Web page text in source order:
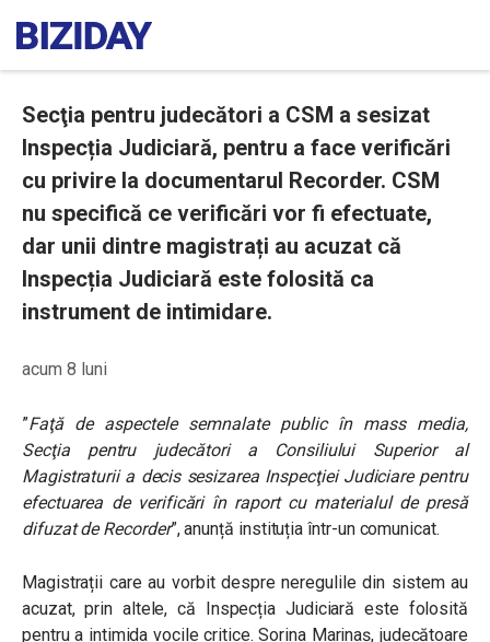
Secţia pentru judecători a CSM a sesizat
Inspecția Judiciară, pentru a face verificări
cu privire la documentarul Recorder. CSM
nu specifică ce verificări vor fi efectuate,
dar unii dintre magistrați au acuzat că
Inspecția Judiciară este folosită ca
instrument de intimidare.
acum 8 luni
”Faţă de aspectele semnalate public în mass media,
Secţia pentru judecători a Consiliului Superior al
Magistraturii a decis sesizarea Inspecţiei Judiciare pentru
efectuarea de verificări în raport cu materialul de presă
difuzat de Recorder”, anunță instituția într-un comunicat.
Magistrații care au vorbit despre neregulile din sistem au
acuzat, prin altele, că Inspecția Judiciară este folosită
pentru a intimida vocile critice. Sorina Marinaș, judecătoare